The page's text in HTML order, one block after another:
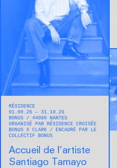
RÉSIDENCE
01.09.26 — 31.10.26
BONUS
44000 NANTES
ORGANISÉ PAR RÉSIDENCE CROISÉE
BONUS X CLARK
ENCADRÉ PAR LE
COLLECTIF BONUS
Accueil de l’artiste
Santiago Tamayo